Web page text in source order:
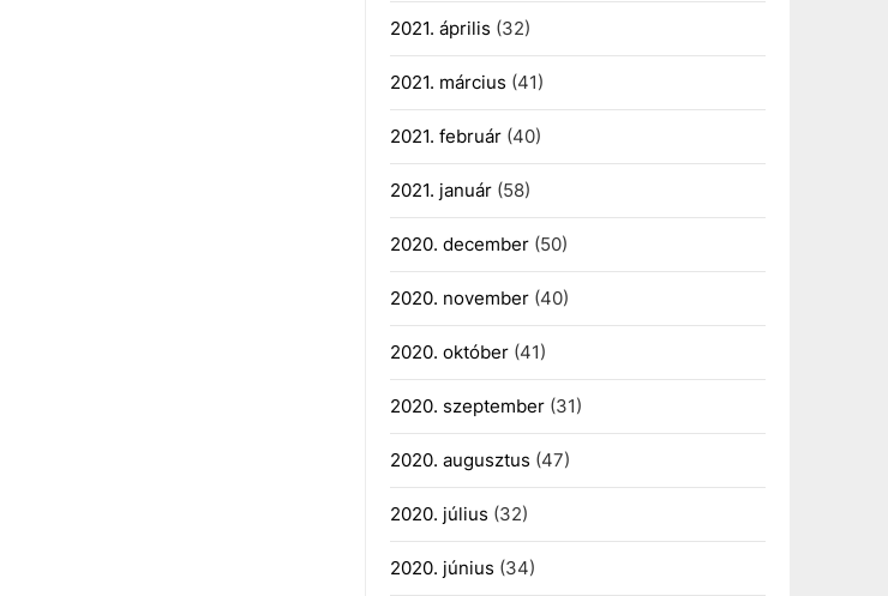
2021. április (32)
2021. március (41)
2021. február(40)
2021. január(58)
2020. december(50)
2020. november(40)
2020. október(41)
2020. szeptember(31)
2020. augusztus (47)
2020. július (32)
2020. június (34)